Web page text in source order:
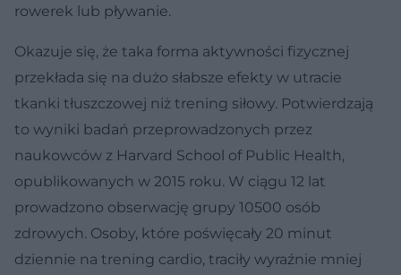
rowerek lub pływanie.
Okazuje się, że taka forma aktywności fizycznej
przekłada się na dużo słabsze efekty w utracie
tkanki tłuszczowej niż trening siłowy. Potwierdzają
to wyniki badań przeprowadzonych przez
naukowców z Harvard School of Public Health,
opublikowanych w 2015 roku. W ciągu 12 lat
prowadzono obserwację grupy 10500 osób
zdrowych. Osoby, które poświęcały 20 minut
dziennie na trening cardio, traciły wyraźnie mniej